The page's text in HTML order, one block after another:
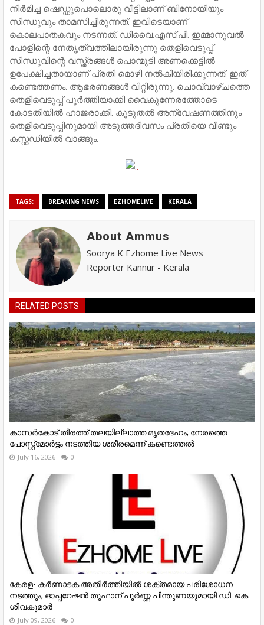
നിര്‍മിച്ച ഷെഡ്ഡുപൊലൊരു വീട്ടിലാണ് ബിനോയിയും
സിന്ധുവും താമസിച്ചിരുന്നത്. ഇവിടെയാണ്
കൊലപാതകവും നടന്നത്. ഡിവൈ.എസ്.പി. ഇമ്മാനുവല്‍
പോളിന്റെ നേതൃത്വത്തിലായിരുന്നു തെളിവെടുപ്പ്.
സിന്ധുവിന്റെ വസ്ത്രങ്ങള്‍ പൊന്മുടി അണക്കെട്ടില്‍
ഉപേക്ഷിച്ചതായാണ് പ്രതി മൊഴി നല്‍കിയിരിക്കുന്നത്. ഇത്
കണ്ടെത്തണം. ആഭരണങ്ങള്‍ വിറ്റിരുന്നു. ചൊവ്വാഴ്ചത്തെ
തെളിവെടുപ്പ് പൂര്‍ത്തിയാക്കി വൈകുന്നേരത്തോടെ
കോടതിയില്‍ ഹാജരാക്കി. കൂടുതല്‍ അന്വേഷണത്തിനും
തെളിവെടുപ്പിനുമായി അടുത്തദിവസം പ്രതിയെ വീണ്ടും
കസ്റ്റഡിയില്‍ വാങ്ങും.
TAGS: BREAKING NEWS EZHOMELIVE KERALA
About Ammus
Soorya K Ezhome Live News
Reporter Kannur - Kerala
RELATED POSTS
കാസർകോട് തീരത്ത് തലയില്ലാത്ത മൃതദേഹം; നേരത്തെ
പോസ്റ്റ്‌മോർട്ടം നടത്തിയ ശരീരമെന്ന് കണ്ടെത്തൽ
July 16, 2026 0
കേരള- കർണാടക അതിർത്തിയിൽ ശക്തമായ പരിശോധന
നടത്തും; ഓപ്പറേഷൻ തൂഫാന് പൂർണ്ണ പിന്തുണയുമായി ഡി. കെ
ശിവകുമാർ
July 09, 2026 0